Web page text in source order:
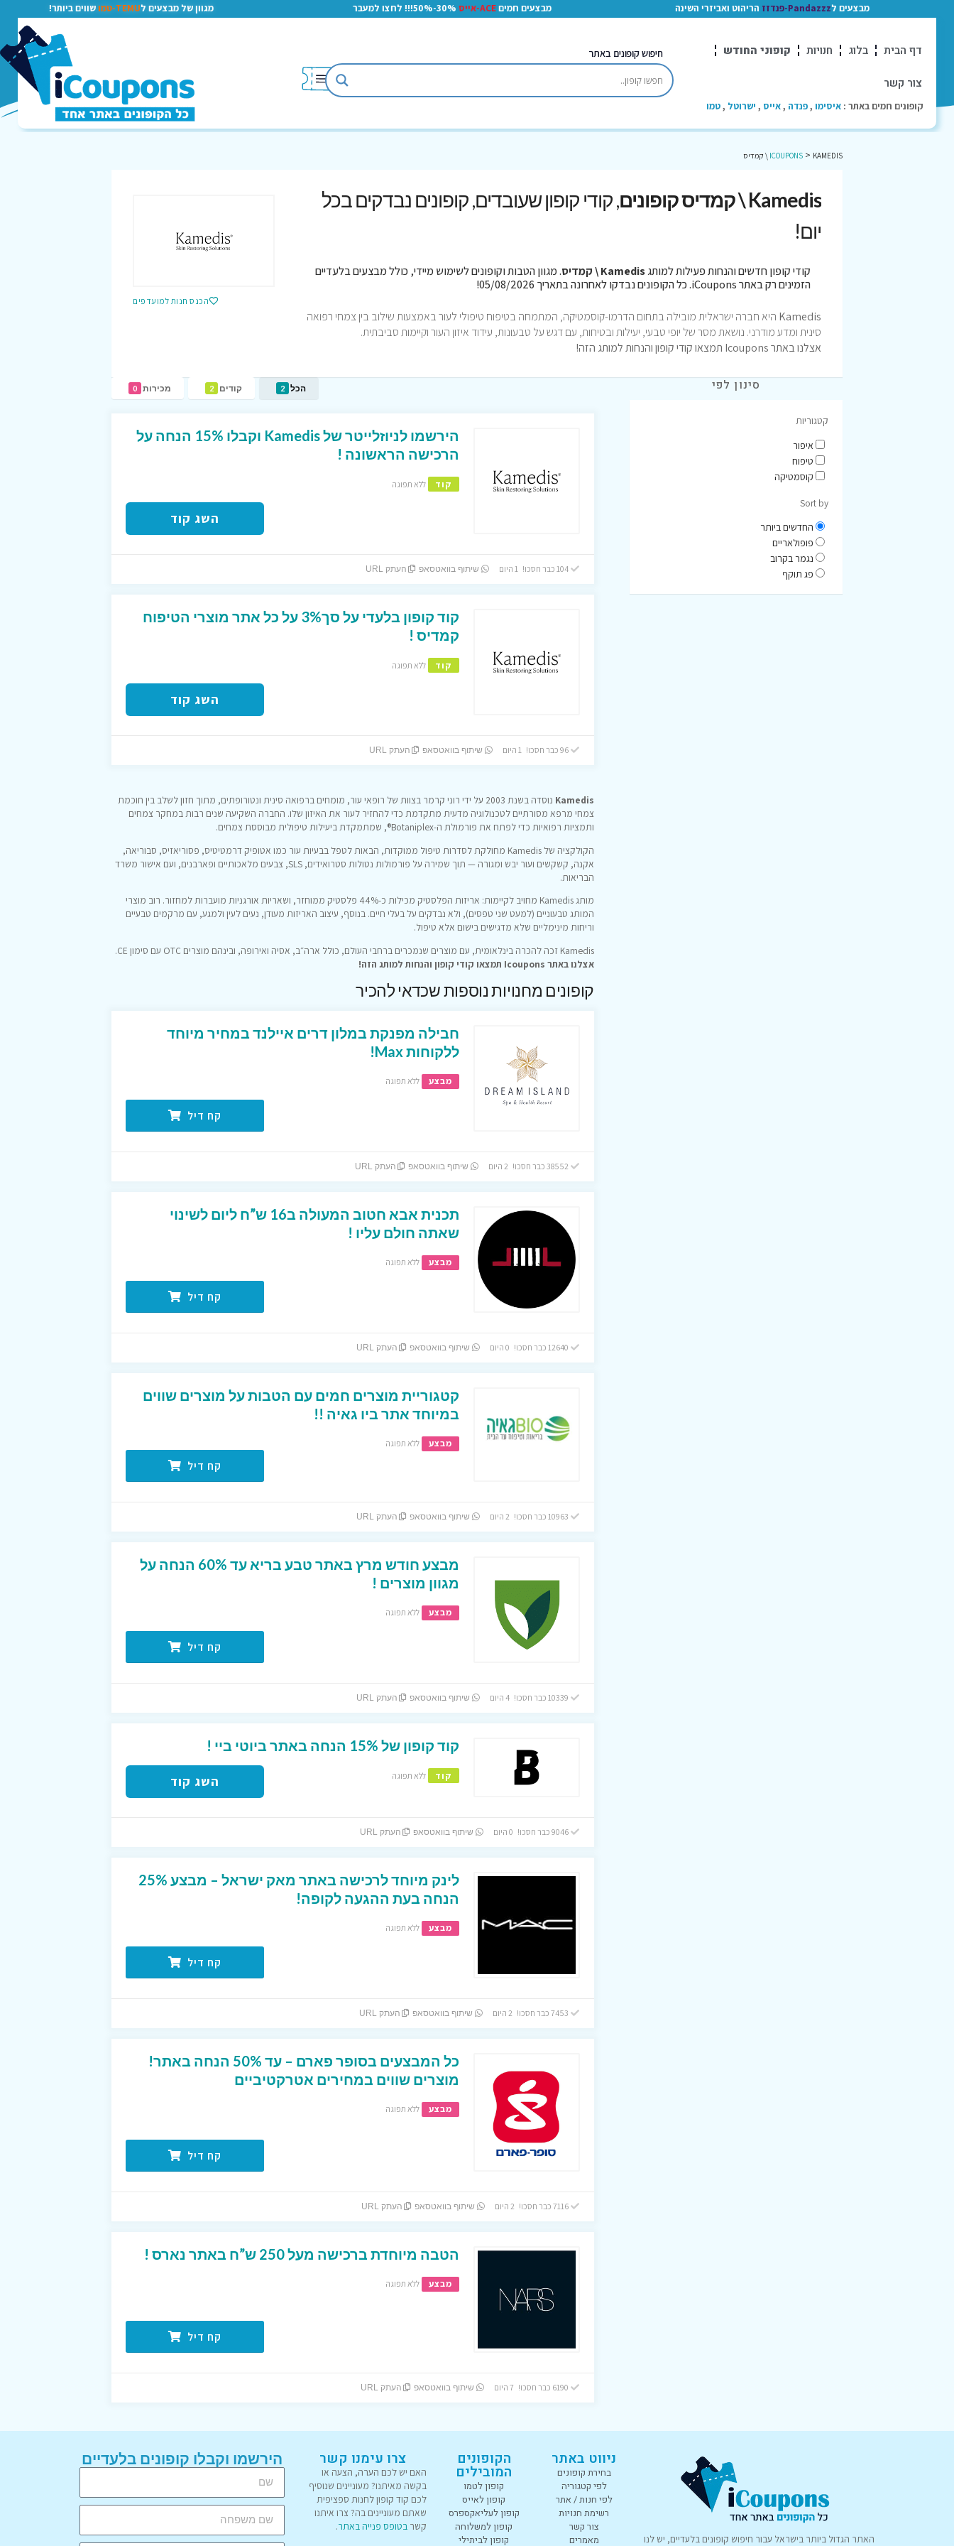
מבצעים לPandazzz-פנדזז הריהוט ואביזרי השינה מבצעים חמיםACE-אייס 30%-50%!!! לחצו למעבר מגוון של מבצעים לTEMU-טמו שווים ביותר!
דף הבית בלוג חנויות קופוני החודש
צור קשר
קופונים חמים באתר : איסימו ,פנדה ,אייס , ישרוטל ,טמו
חיפוש קופונים באתר
ICOUPONS > KAMEDIS \ קמדיס
הכנס חנות למועדפים
Kamedis \ קמדיס קופונים
, קודי קופון שעובדים, קופונים נבדקים בכל
יום!
קודי קופון חדשים והנחות פעילות למותגKamedis \ קמדיס
. מגוון הטבות וקופונים לשימוש מיידי, כולל מבצעים בלעדיים
הזמינים רק באתר iCoupons. כל הקופונים נבדקו לאחרונה בתאריך 05/08/2026!
Kamedis היא חברה ישראלית מובילה בתחום הדרמו-קוסמטיקה, המתמחה בטיפוח טיפולי לעור באמצעות שילוב בין צמחי רפואה
סינית ומדע מודרני. נושאת מסר של יופי טבעי, יעילות ובטיחות, עם דגש על טבעונות, עידוד איזון העור וקיימות סביבתית.
אצלנו באתר Icoupons תמצאו קודי קופון והנחות למותג הזה!
הכל 2 קודים 2 מכירות 0
הירשמו לניוזלייטר של Kamedis וקבלו 15% הנחה על
הרכישה הראשונה !
קוד ללא תפוגה
השג קוד
104 כבר חסכו! 1 היום שיתוף בוואטסאפ העתק URL
קוד קופון בלעדי על סך3% על כל אתר מוצרי הטיפוח
קמדיס !
קוד ללא תפוגה
השג קוד
96 כבר חסכו! 1 היום שיתוף בוואטסאפ העתק URL
Kamedis
נוסדה בשנת 2003 על ידי רוני קרמר בצוות של רופאי עור, מומחים ברפואה סינית ונטורופתים, מתוך חזון לשלב בין חוכמת
צמחי מרפא מסורתיים לטכנולוגיה מדעית מתקדמת כדי להחזיר לעור את האיזון שלו. החברה השקיעה שנים רבות במחקר צמחים
ותמציות רפואיות כדי לפתח את פורמולת ה-Botaniplex®, שמתמקדת ביעילות טיפולית מבוססת צמחים.
הקולקציה של Kamedis מחולקת לסדרות טיפול ממוקדות, הבאות לטפל בבעיות עור כמו אטופיק דרמטיטיס, פסוריאזיס, סבוריאה,
אקנה, קשקשים ועור יבש ומגורה — תוך שמירה על פורמולות נטולות סטרואידים, SLS, צבעים מלאכותיים ופארבנים, ועם אישור משרד
הבריאות.
מותג Kamedis מחויב לקיימות: אריזות הפלסטיק מכילות כ-44% פלסטיק ממוחזר, ושאריות אורגניות מועברות למחזור. רוב מוצרי
המותג טבעוניים (למעט שני טפסים), ולא נבדקים על בעלי חיים. בנוסף, עיצוב האריזות מעודן, נעים לעין ולמגע, עם מרקמים טבעיים
וריחות מינימליים שלא מדגישים בישום אלא טיפול.
Kamedis זכה להכרה בינלאומית, עם מוצרים שנמכרים ברחבי העולם, כולל ארה״ב, אסיה ואירופה, ובינהם מוצרים OTC עם סימון CE.
אצלנו באתר Icoupons תמצאו קודי קופון והנחות למותג הזה!
קופונים מחנויות נוספות שכדאי להכיר
חבילה מפנקת במלון דרים איילנד במחיר מיוחד
ללקוחות Max!
מבצע ללא תפוגה
קח דיל
38552 כבר חסכו! 2 היום שיתוף בוואטסאפ העתק URL
תכנית אבא חטוב המעולה ב16 ש”ח ליום לשינוי
שאתה חולם עליו !
מבצע ללא תפוגה
קח דיל
שיתוף בוואטסאפ העתק URL
קטגוריית מוצרים חמים עם הטבות על מוצרים שווים
במיוחד אתר ביו גאיה !!
מבצע ללא תפוגה
קח דיל
שיתוף בוואטסאפ העתק URL
מבצע חודש מרץ באתר טבע בריא עד 60% הנחה על
מגוון מוצרים !
מבצע ללא תפוגה
קח דיל
שיתוף בוואטסאפ העתק URL
קוד קופון של 15% הנחה באתר ביוטי ביי !
קוד ללא תפוגה השג קוד
9046 כבר חסכו! 0 היום שיתוף בוואטסאפ העתק URL
לינק מיוחד לרכישה באתר מאק ישראל – מבצע 25%
הנחה בעת ההגעה לקופה!
מבצע ללא תפוגה
קח דיל
שיתוף בוואטסאפ העתק URL
כל המבצעים בסופר פארם – עד 50% הנחה באתר!
מוצרים שווים במחירים אטרקטיביים
מבצע ללא תפוגה
קח דיל
7116 כבר חסכו! 2 היום שיתוף בוואטסאפ העתק URL
הטבה מיוחדת ברכישה מעל 250 ש”ח באתר נארס !
מבצע ללא תפוגה
קח דיל
שיתוף בוואטסאפ העתק URL
סינון לפי
קטגוריות
איפור
טיפוח
קוסמטיקה
Sort by
החדשים ביותר
פופולאריים
נגמר בקרוב
פג תוקף
האתר הגדול ביותר בישראל עבור חיפוש קופונים בלעדיים, יש לנו
ניווט באתר
בחירת קופונים
לפי קטגוריה
לפי חנות / אתר
רשימת חנויות
צור קשר
מאמרים
הקופונים
המובילים
קופון לטמו
קופון לאייס
קופון לעליאקספרס
קופון למשלוחה
קופון לביתילי
צרו עימנו קשר
האם יש לכם הערה, הצעה או
בקשה מאיתנו? מעוניינים שנוסיף
לכם קוד קופון לחנות ספציפית
שאתם מעוניינים בה? צרו איתנו
קשר בטופס פנייה באתר.
הירשמו וקבלו קופונים בלעדיים